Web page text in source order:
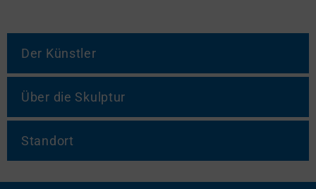
Der Künstler
Über die Skulptur
Standort